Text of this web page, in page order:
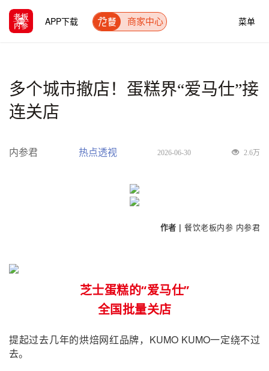
菜单
APP下载 商家中心
多个城市撤店！蛋糕界“爱马仕”接
连关店
内参君 热点透视 2026-06-30 2.6万
作者 | 餐饮老板内参 内参君
芝士蛋糕的“爱马仕”
全国批量关店
提起过去几年的烘焙网红品牌，KUMO KUMO一定绕不过
去。